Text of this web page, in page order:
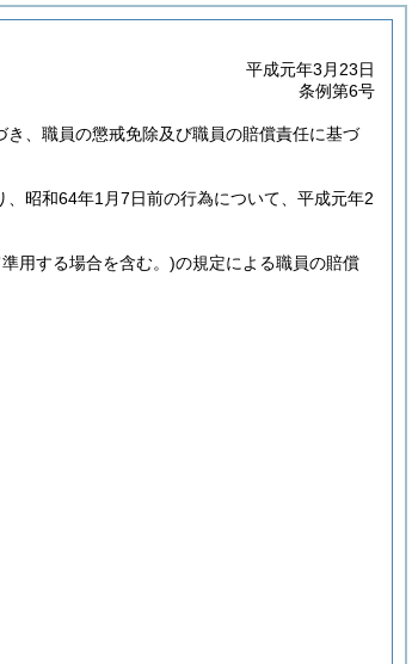
平成元年3月23日
条例第6号
、職員の懲戒免除及び職員の賠償責任に基づ
昭和64年1月7日前の行為について、平成元年2
用する場合を含む。)の規定による職員の賠償